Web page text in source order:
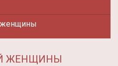
женщины
ЖЕНЩИНЫ